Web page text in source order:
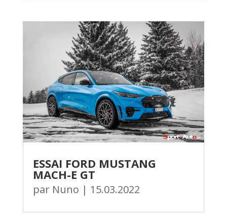
ESSAI FORD MUSTANG
MACH-E GT
par Nuno | 15.03.2022